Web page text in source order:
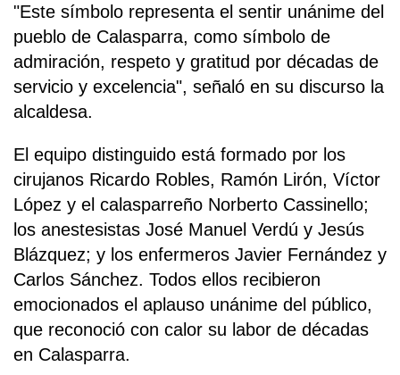
"Este símbolo representa el sentir unánime del
pueblo de Calasparra, como símbolo de
admiración, respeto y gratitud por décadas de
servicio y excelencia", señaló en su discurso la
alcaldesa.
El equipo distinguido está formado por los
cirujanos Ricardo Robles, Ramón Lirón, Víctor
López y el calasparreño Norberto Cassinello;
los anestesistas José Manuel Verdú y Jesús
Blázquez; y los enfermeros Javier Fernández y
Carlos Sánchez. Todos ellos recibieron
emocionados el aplauso unánime del público,
que reconoció con calor su labor de décadas
en Calasparra.